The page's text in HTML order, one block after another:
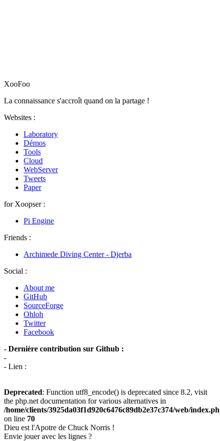
XooFoo
La connaissance s'accroît quand on la partage !
Websites :
Laboratory
Démos
Tools
Cloud
WebServer
Tweets
Paper
for Xoopser :
Pi Engine
Friends :
Archimede Diving Center - Djerba
Social :
About me
GitHub
SourceForge
Ohloh
Twitter
Facebook
- Dernière contribution sur Github :
-
- Lien :
Deprecated: Function utf8_encode() is deprecated since 8.2, visit
the php.net documentation for various alternatives in
/home/clients/3925da03f1d920c6476c89db2e37c374/web/
on line 70
Dieu est l'Apotre de Chuck Norris !
Envie jouer avec les lignes ?